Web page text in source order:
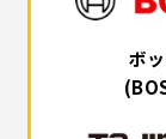
ボ